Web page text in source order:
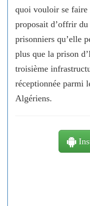
quoi vouloir se faire
proposait d’offrir
prisonniers qu’elle
plus que la prison
troisième
réceptionnée parmi
Algériens.